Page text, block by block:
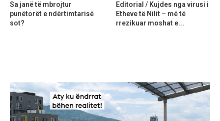
Sa janë të mbrojtur
punëtorët e ndërtimtarisë
sot?
Editorial / Kujdes nga virusi i
Etheve të Nilit – më të
rrezikuar moshat e...